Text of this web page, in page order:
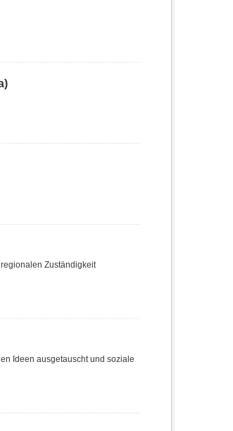
Zuständigkeit
Ideen ausgetauscht und soziale